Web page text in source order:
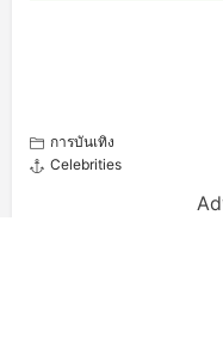
การบันเทิง
Celebrities